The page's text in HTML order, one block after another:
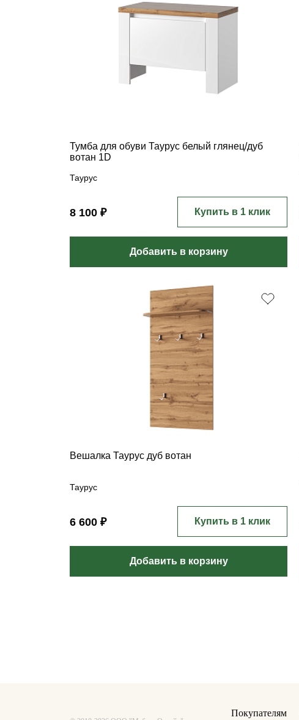
Тумба для обуви Таурус белый глянец/дуб
вотан 1D
Таурус
8 100 ₽ Купить в 1 клик
Добавить в корзину
Вешалка Таурус дуб вотан
Таурус
6 600 ₽ Купить в 1 клик
Добавить в корзину
Покупателям